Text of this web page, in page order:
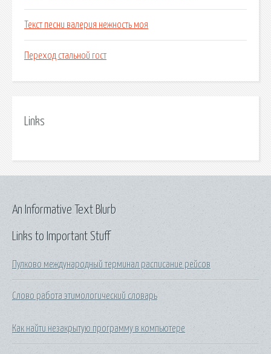
Текст песни валерия нежность моя
Переход стальной гост
Links
Links to Important Stuff
Пулково международный терминал расписание рейсов
Слово работа этимологический словарь
Как найти незакрытую программу в компьютере
An Informative Text Blurb